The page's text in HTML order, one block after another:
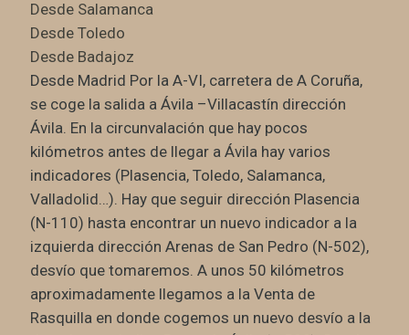
Desde Salamanca
Desde Toledo
Desde Badajoz
Desde Madrid Por la A-VI, carretera de A Coruña,
se coge la salida a Ávila –Villacastín dirección
Ávila. En la circunvalación que hay pocos
kilómetros antes de llegar a Ávila hay varios
indicadores (Plasencia, Toledo, Salamanca,
Valladolid…). Hay que seguir dirección Plasencia
(N-110) hasta encontrar un nuevo indicador a la
izquierda dirección Arenas de San Pedro (N-502),
desvío que tomaremos. A unos 50 kilómetros
aproximadamente llegamos a la Venta de
Rasquilla en donde cogemos un nuevo desvío a la